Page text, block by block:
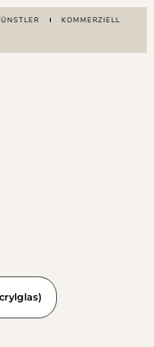
KOMMERZIELL